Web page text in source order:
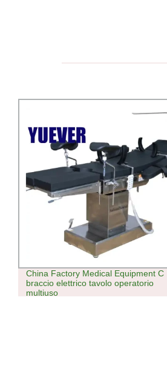
Fornitura diretta in fabbrica del
retroescavatore idraulico da 8
tonnellate a 6 tonnellate marchio Cina